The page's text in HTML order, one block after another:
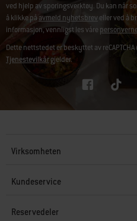
ved hjelp av sporingsverktøy. Du kan når
å klikke påavmeld nyhetsbreveller ved å
informasjon, vennligst les våre
Dette nettstedet er beskyttet av reCAPTCHA
Tjenestevilkårgjelder.
Virksomheten
Kundeservice
Reservedeler